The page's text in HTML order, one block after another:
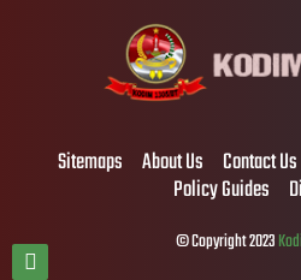
Sitemaps About Us Contact Us
Policy Guides
© Copyright 2023